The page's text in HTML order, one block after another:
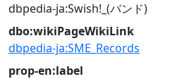
dbpedia-ja:Swish!_(バンド)
dbo:wikiPageWikiLink
dbpedia-ja:SME_Records
prop-en:label